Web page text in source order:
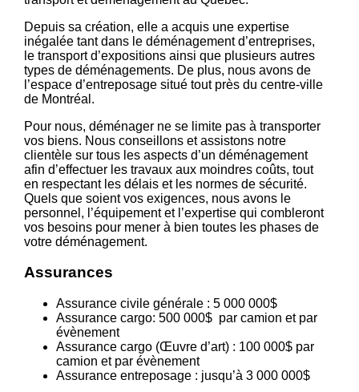
Depuis sa création, elle a acquis une expertise
inégalée tant dans le déménagement d’entreprises,
le transport d’expositions ainsi que plusieurs autres
types de déménagements. De plus, nous avons de
l’espace d’entreposage situé tout près du centre-ville
de Montréal.
Pour nous, déménager ne se limite pas à transporter
vos biens. Nous conseillons et assistons notre
clientèle sur tous les aspects d’un déménagement
afin d’effectuer les travaux aux moindres coûts, tout
en respectant les délais et les normes de sécurité.
Quels que soient vos exigences, nous avons le
personnel, l’équipement et l’expertise qui combleront
vos besoins pour mener à bien toutes les phases de
votre déménagement.
Assurances
Assurance civile générale : 5 000 000$
Assurance cargo: 500 000$ par camion et par
évènement
Assurance cargo (Œuvre d’art) : 100 000$ par
camion et par évènement
Assurance entreposage : jusqu’à 3 000 000$